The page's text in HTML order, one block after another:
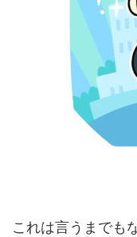
これは言うまでも